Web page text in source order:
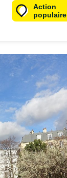
Action
populaire